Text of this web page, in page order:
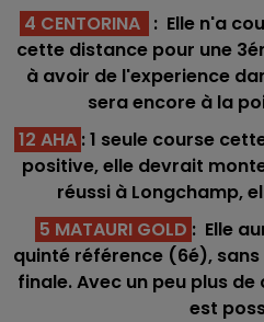
4 CENTORINA : Elle n'a
cette distance pour une
à avoir de l'experience
sera encore à la
12 AHA : 1 seule course
positive, elle devrait
réussi à Longchamp,
5 MATAURI GOLD :Elle
quinté référence (6é),
finale. Avec un peu plus
est